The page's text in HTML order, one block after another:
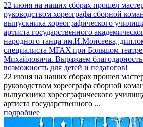
22 июня на наших сборах прошел
руководством хореографа сборной
выпускника хореографического
артиста государственного
народного танца им.И.Моисеева,
специалиста МГАХ при Большом
Михайловича. Выражаем благодарность
возможность для детей и педагогов!
22 июня на наших сборах прошел
руководством хореографа сборной
выпускника хореографического
артиста государственного ...
подробнее